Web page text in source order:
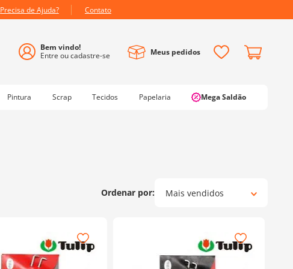
Precisa de Ajuda? Contato
Meus pedidos
Pintura Scrap Tecidos Papelaria Mega Saldão
Mais vendidos